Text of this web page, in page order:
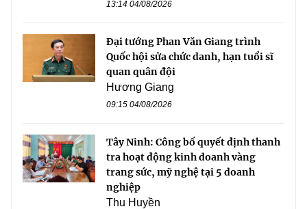
13:14 04/08/2026
Đại tướng Phan Văn Giang trình
Quốc hội sửa chức danh, hạn tuổi sĩ
quan quân đội
Hương Giang
09:15 04/08/2026
Tây Ninh: Công bố quyết định thanh
tra hoạt động kinh doanh vàng
trang sức, mỹ nghệ tại 5 doanh
nghiệp
Thu Huyền